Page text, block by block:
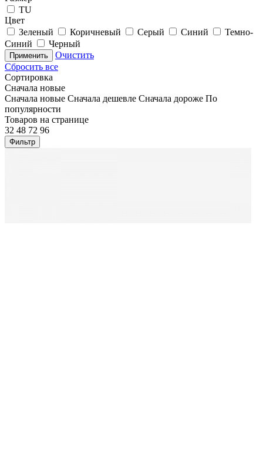
TU
Цвет
Зеленый
Коричневый Серый Синий
Темно-
Синий
Черный
Применить
Очистить
Сбросить все
Сортировка
Сначала новые
Сначала новые Сначала дешевле Сначала дороже По
популярности
Товаров на странице
32 48 72 96
Фильтр